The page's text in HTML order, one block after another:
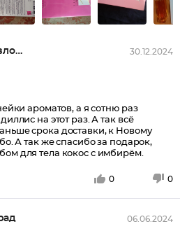
Татьяна, Петропавловск-Камчатс... 30.12.2024
ароматов, а я сотню раз
на этот раз. А так всё
срока доставки, к Новому
А так же спасибо за подарок,
для тела кокос с имбирём.
0 0
06.06.2024